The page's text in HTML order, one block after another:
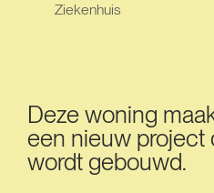
Ziekenhuis
Deze woning
een nieuw project
wordt gebouwd.